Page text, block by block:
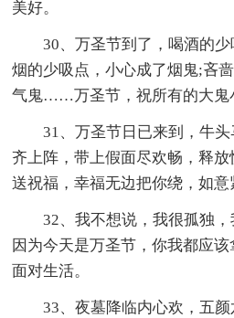
美好。
30、万圣节到了，喝酒的
烟的少吸点，小心成了烟鬼;吝
气鬼……万圣节，祝所有的大鬼
31、万圣节日已来到，牛
齐上阵，带上假面尽欢畅，释
送祝福，幸福无边把你绕，如意
32、我不想说，我很孤独，
因为今天是万圣节，你我都应
面对生活。
33、夜墓降临内心欢，五